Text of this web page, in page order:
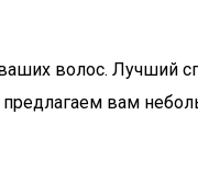
волос. Лучший
вам